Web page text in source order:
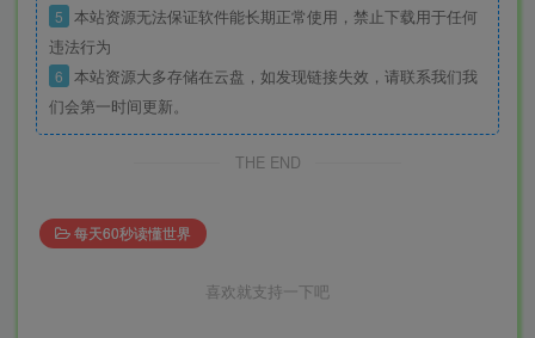
5 本站资源无法保证软件能长期正常使用，禁止下载用于任何
违法行为
6 本站资源大多存储在云盘，如发现链接失效，请联系我们我
们会第一时间更新。
THE END
每天60秒读懂世界
喜欢就支持一下吧